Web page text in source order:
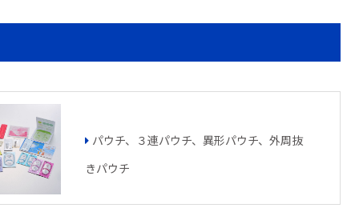
パウチ、３連パウチ、異形パウチ、外周抜
きパウチ